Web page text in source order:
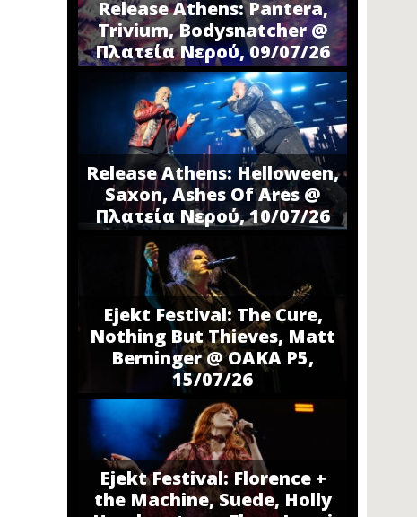
Release Athens: Pantera,
Trivium, Bodysnatcher @
Πλατεία Νερού, 09/07/26
Release Athens: Helloween,
Saxon, Ashes Of Ares @
Πλατεία Νερού, 10/07/26
Ejekt Festival: The Cure,
Nothing But Thieves, Matt
Berninger @ ΟΑΚΑ P5,
15/07/26
Ejekt Festival: Florence +
the Machine, Suede, Holly